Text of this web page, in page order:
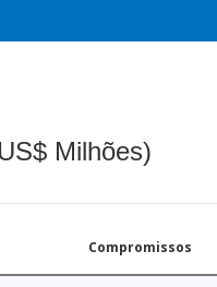
Milhões)
Compromissos